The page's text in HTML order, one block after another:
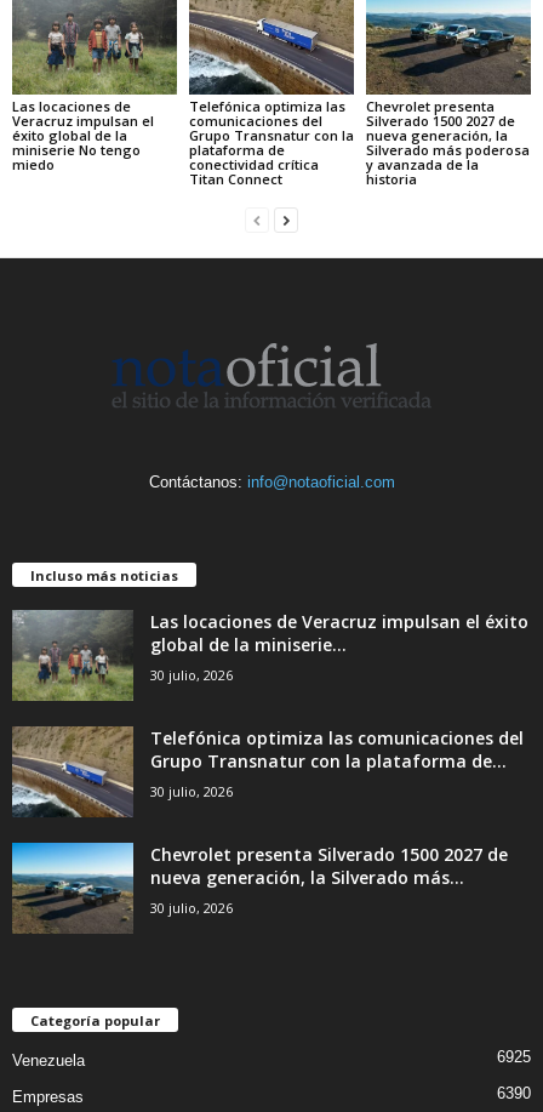
Las locaciones de
Veracruz impulsan el
éxito global de la
miniserie No tengo
miedo
Telefónica optimiza las
comunicaciones del
Grupo Transnatur con la
plataforma de
conectividad crítica
Titan Connect
Chevrolet presenta
Silverado 1500 2027 de
nueva generación, la
Silverado más poderosa
y avanzada de la
historia
Contáctanos: info@notaoficial.com
Incluso más noticias
Las locaciones de Veracruz impulsan el éxito
global de la miniserie...
30 julio, 2026
Telefónica optimiza las comunicaciones del
Grupo Transnatur con la plataforma de...
30 julio, 2026
Chevrolet presenta Silverado 1500 2027 de
nueva generación, la Silverado más...
30 julio, 2026
Categoría popular
Venezuela 6925
Empresas 6390